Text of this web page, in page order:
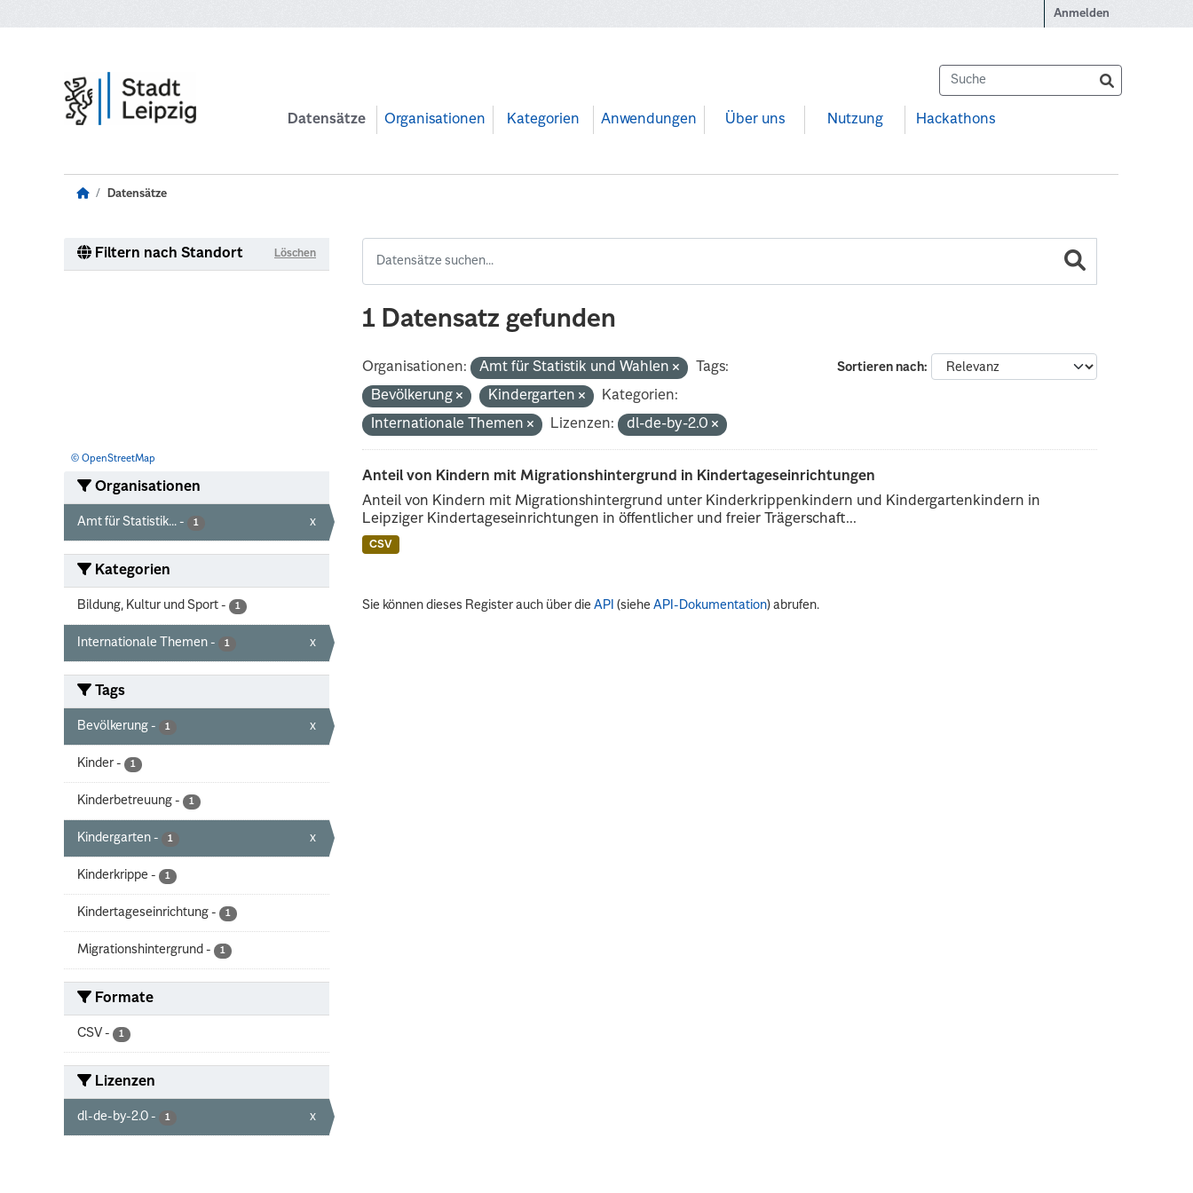
Anmelden
Datensätze Organisationen Kategorien Anwendungen Über uns Nutzung Hackathons
Datensätze
Filtern nach Standort Löschen
© OpenStreetMap
Organisationen
Amt für Statistik... - 1 x
Kategorien
Bildung, Kultur und Sport - 1
Internationale Themen - 1 x
Tags
Bevölkerung - 1 x
Kinder - 1
Kinderbetreuung - 1
Kindergarten - 1 x
Kinderkrippe - 1
Kindertageseinrichtung - 1
Migrationshintergrund - 1
Formate
CSV - 1
Lizenzen
dl-de-by-2.0 - 1 x
1 Datensatz gefunden
Sortieren nach
Organisationen: Amt für Statistik und Wahlen
Tags:
Bevölkerung
Kindergarten
Kategorien:
Internationale Themen
Lizenzen: dl-de-by-2.0
Anteil von Kindern mit Migrationshintergrund in Kindertageseinrichtungen
Anteil von Kindern mit Migrationshintergrund unter Kinderkrippenkindern und Kindergartenkindern in
Leipziger Kindertageseinrichtungen in öffentlicher und freier Trägerschaft...
CSV
Sie können dieses Register auch über dieAPI (sieheAPI-Dokumentation) abrufen.